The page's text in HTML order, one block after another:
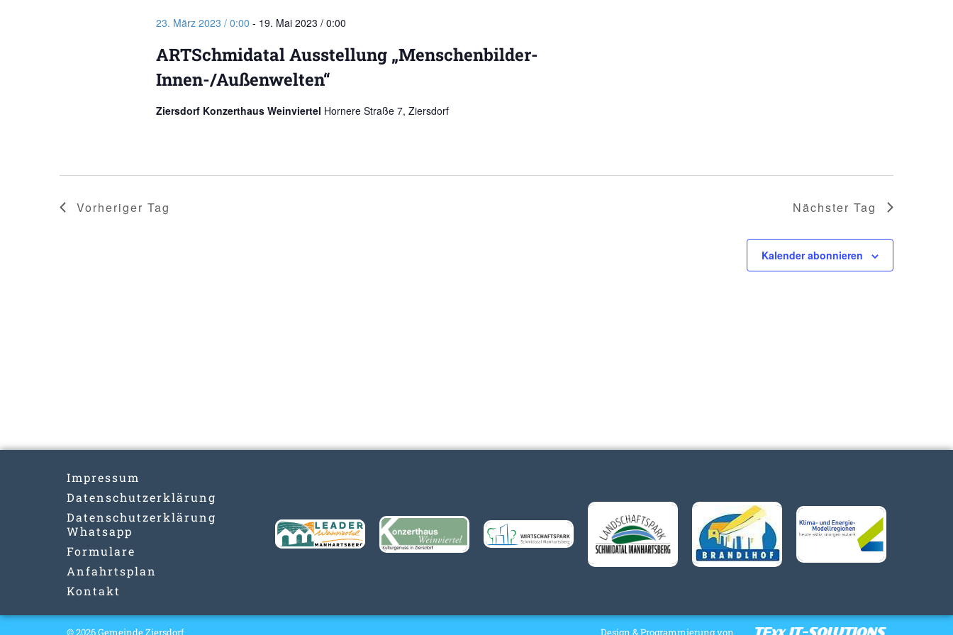
23. März 2023 / 0:00 - 19. Mai 2023 / 0:00
ARTSchmidatal Ausstellung „Menschenbilder-
Innen-/Außenwelten“
Ziersdorf Konzerthaus Weinviertel Hornere Straße 7, Ziersdorf
Vorheriger Tag Nächster Tag
Kalender abonnieren
Impressum
Datenschutzerklärung
Datenschutzerklärung
Whatsapp
Formulare
Anfahrtsplan
Kontakt